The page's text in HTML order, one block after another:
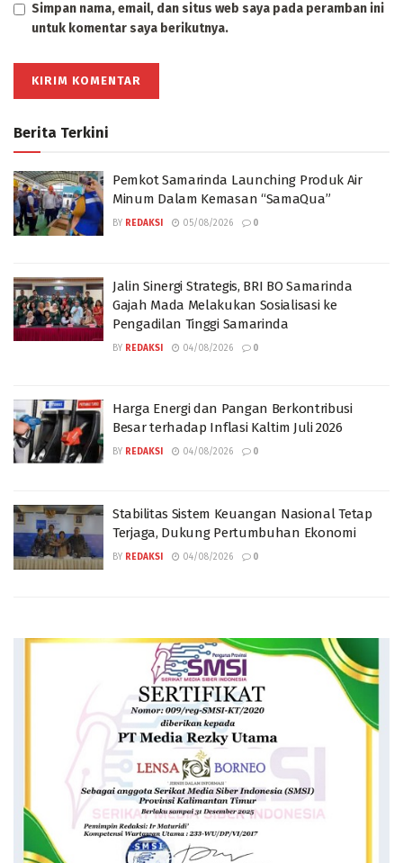
Simpan nama, email, dan situs web saya pada peramban ini
untuk komentar saya berikutnya.
Berita Terkini
Pemkot Samarinda Launching Produk Air
Minum Dalam Kemasan “SamaQua”
BY REDAKSI 05/08/2026 0
Jalin Sinergi Strategis, BRI BO Samarinda
Gajah Mada Melakukan Sosialisasi ke
Pengadilan Tinggi Samarinda
BY REDAKSI 04/08/2026 0
Harga Energi dan Pangan Berkontribusi
Besar terhadap Inflasi Kaltim Juli 2026
BY REDAKSI 04/08/2026 0
Stabilitas Sistem Keuangan Nasional Tetap
Terjaga, Dukung Pertumbuhan Ekonomi
BY REDAKSI 04/08/2026 0